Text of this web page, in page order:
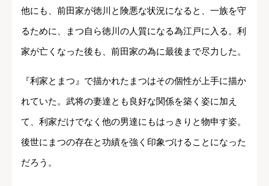
他にも、前田家が徳川と険悪な状況になると、一族を守
るために、まつ自ら徳川の人質になる為江戸に入る。利
家が亡くなった後も、前田家の為に最後まで尽力した。
『利家とまつ』で描かれたまつはその個性が上手に描か
れていた。武将の妻達とも良好な関係を築く姿に加え
て、利家だけでなく他の男達にもはっきりと物申す姿。
後世にまつの存在と功績を強く印象づけることになった
だろう。